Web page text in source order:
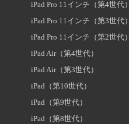
iPad Pro 11インチ（第4世代）
iPad Pro 11インチ（第3世代）
iPad Pro 11インチ（第2世代）
iPad Air（第4世代）
iPad Air（第3世代）
iPad（第10世代）
iPad（第9世代）
iPad（第8世代）